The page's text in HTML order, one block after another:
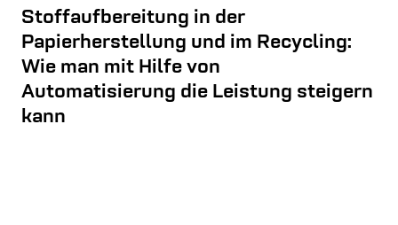
Stoffaufbereitung in der
Papierherstellung und im Recycling:
Wie man mit Hilfe von
Automatisierung die Leistung steigern
kann